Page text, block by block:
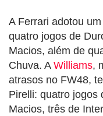
A Ferrari adotou
quatro jogos de
Macios, além de
Chuva. A Williams,
atrasos no FW48,
Pirelli: quatro jogos
Macios, três de